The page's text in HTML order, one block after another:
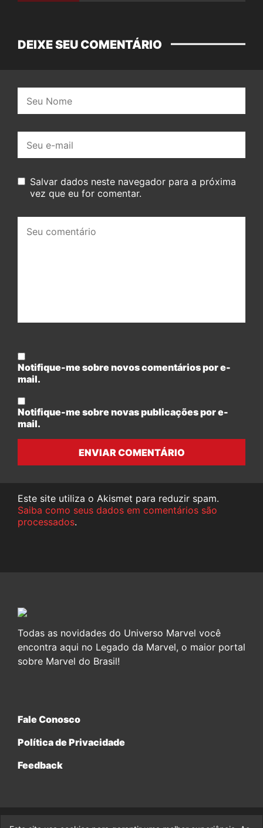
DEIXE SEU COMENTÁRIO
mail:
Salvar dados neste navegador para a próxima
vez que eu for comentar.
comentário:
Notifique-me sobre novos comentários por e-
mail.
Notifique-me sobre novas publicações por e-
mail.
ENVIAR COMENTÁRIO
Este site utiliza o Akismet para reduzir spam.
Saiba como seus dados em comentários são
processados.
Todas as novidades do Universo Marvel você
encontra aqui no Legado da Marvel, o maior portal
sobre Marvel do Brasil!
Fale Conosco
Política de Privacidade
Feedback